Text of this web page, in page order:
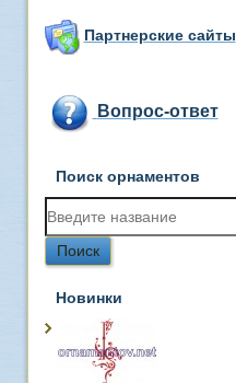
Партнерские сайты
Вопрос-ответ
Поиск орнаментов
Новинки